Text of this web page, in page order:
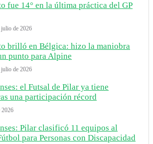
fue 14° en la última práctica del GP
julio de 2026
brilló en Bélgica: hizo la maniobra
punto para Alpine
julio de 2026
el Futsal de Pilar ya tiene
una participación récord
2026
Pilar clasificó 11 equipos al
para Personas con Discapacidad